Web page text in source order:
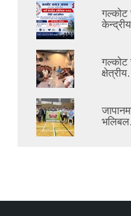
गल्कोट
गल्कोट